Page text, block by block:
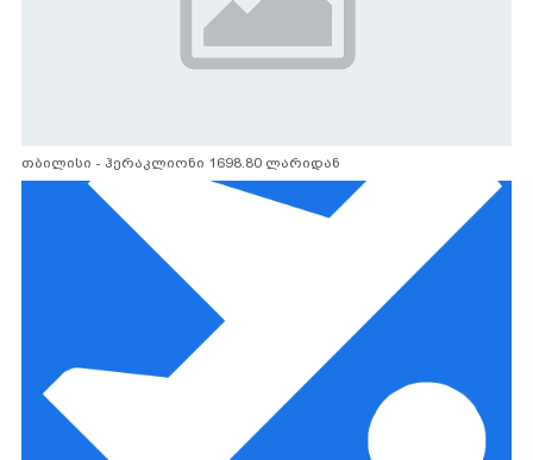
თბილისი - ჰერაკლიონი 1698.80 ლარიდან